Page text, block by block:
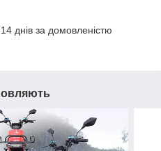
днів за домовленістю